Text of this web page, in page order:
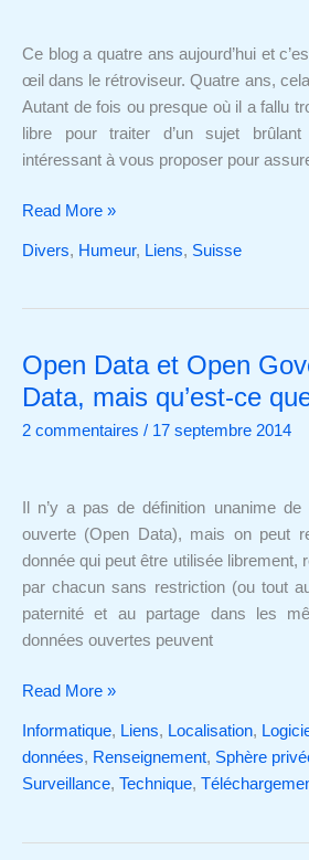
Ce blog a quatre ans aujourd’hui et
œil dans le rétroviseur. Quatre ans,
Autant de fois ou presque où il a fallu
libre pour traiter d’un sujet
intéressant à vous proposer pour
Read More »
Divers, Humeur, Liens, Suisse
Open Data et Open
Data, mais qu’est-ce
2 commentaires / 17 septembre 2014
Il n’y a pas de définition unanime
ouverte (Open Data), mais on peut
donnée qui peut être utilisée librement,
par chacun sans restriction (ou tout
paternité et au partage dans les
données ouvertes peuvent
Open
Data
Open
mais
que
c’est?
Read More »
Informatique, Liens, Localisation,
données, Renseignement, Sphère
Surveillance, Technique,